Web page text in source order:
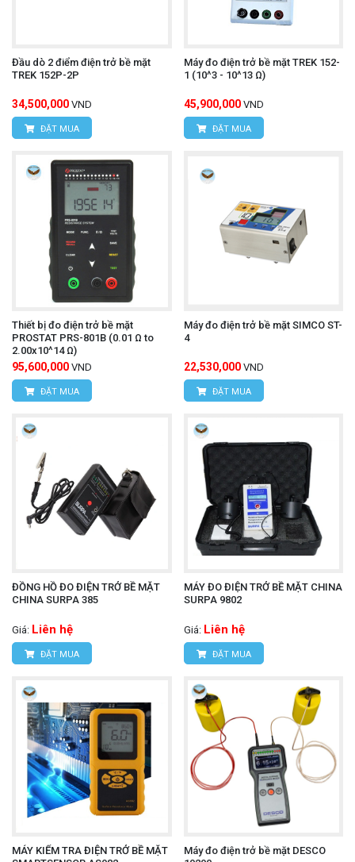
Đầu dò 2 điểm điện trở bề mặt
TREK 152P-2P
34,500,000 VND
ĐẶT MUA
Máy đo điện trở bề mặt TREK 152-
1 (10^3 - 10^13 Ω)
45,900,000 VND
ĐẶT MUA
Thiết bị đo điện trở bề mặt
PROSTAT PRS-801B (0.01 Ω to
2.00x10^14 Ω)
95,600,000 VND
ĐẶT MUA
Máy đo điện trở bề mặt SIMCO ST-
4
22,530,000 VND
ĐẶT MUA
ĐỒNG HỒ ĐO ĐIỆN TRỞ BỀ MẶT
CHINA SURPA 385
Giá: Liên hệ
ĐẶT MUA
MÁY ĐO ĐIỆN TRỞ BỀ MẶT CHINA
SURPA 9802
Giá: Liên hệ
ĐẶT MUA
MÁY KIỂM TRA ĐIỆN TRỞ BỀ MẶT
Máy đo điện trở bề mặt DESCO